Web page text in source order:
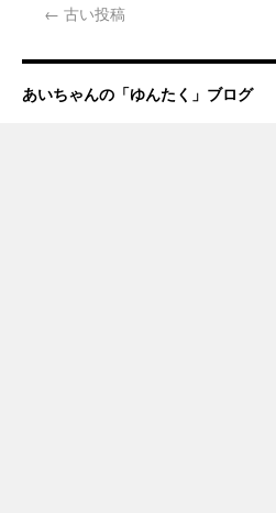
← 古い投稿
あいちゃんの「ゆんたく」ブログ